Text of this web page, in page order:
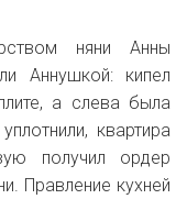
няни Анны
Аннушкой: кипел
а слева была
квартира
получил ордер
Правление кухней